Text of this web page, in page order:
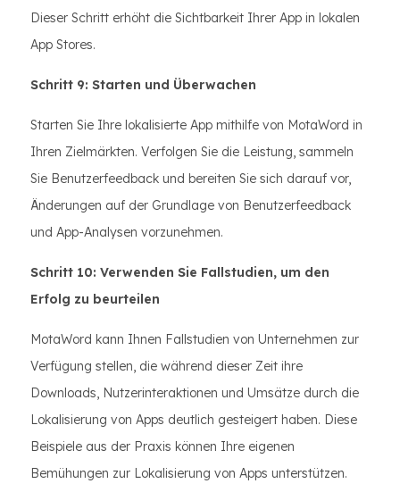
Dieser Schritt erhöht die Sichtbarkeit Ihrer App in lokalen
App Stores.
Schritt 9: Starten und Überwachen
Starten Sie Ihre lokalisierte App mithilfe von MotaWord in
Ihren Zielmärkten. Verfolgen Sie die Leistung, sammeln
Sie Benutzerfeedback und bereiten Sie sich darauf vor,
Änderungen auf der Grundlage von Benutzerfeedback
und App-Analysen vorzunehmen.
Schritt 10: Verwenden Sie Fallstudien, um den
Erfolg zu beurteilen
MotaWord kann Ihnen Fallstudien von Unternehmen zur
Verfügung stellen, die während dieser Zeit ihre
Downloads, Nutzerinteraktionen und Umsätze durch die
Lokalisierung von Apps deutlich gesteigert haben. Diese
Beispiele aus der Praxis können Ihre eigenen
Bemühungen zur Lokalisierung von Apps unterstützen.